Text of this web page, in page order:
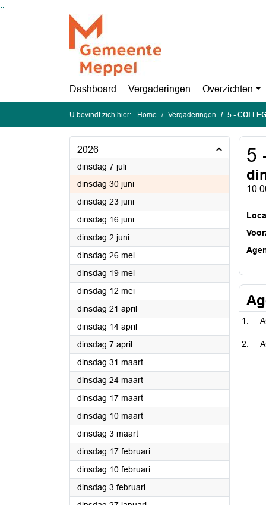
Ga naar de inhoud van deze pagina
Ga naar het zoeken
Ga naar het menu
Dashboard Vergaderingen Overzichten
U bevindt zich hier: Home Vergaderingen 5 -
2026
dinsdag 7 juli2026
dinsdag 30 juni2026
dinsdag 23 juni2026
dinsdag 16 juni2026
dinsdag 2 juni2026
dinsdag 26 mei2026
dinsdag 19 mei2026
dinsdag 12 mei2026
dinsdag 21 april2026
dinsdag 14 april2026
dinsdag 7 april2026
dinsdag 31 maart2026
dinsdag 24 maart2026
dinsdag 17 maart2026
dinsdag 10 maart2026
dinsdag 3 maart2026
dinsdag 17 februari2026
dinsdag 10 februari2026
dinsdag 3 februari2026
5